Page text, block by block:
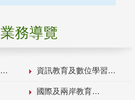
業務導覽
資訊教育及數位學習
國際及兩岸教育